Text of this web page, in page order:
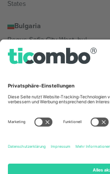
States
Bulgaria
Regus Sofia City West, bul
Totleben 53-55, 1606 Sofia,
Bulgaria
Mexico
Av Chapultepec 360, Roma
Norte, Cuauhtémoc, 06700
Ciudad de México, CDMX,
Mexico
Die juristische Person des
Informationen finden Sie auf der